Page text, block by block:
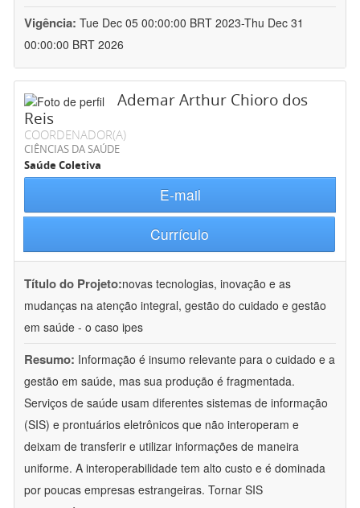
Vigência: Tue Dec 05 00:00:00 BRT 2023-Thu Dec 31
00:00:00 BRT 2026
Ademar Arthur Chioro dos
Reis
COORDENADOR(A)
CIÊNCIAS DA SAÚDE
Saúde Coletiva
E-mail
Currículo
Título do Projeto:novas tecnologias, inovação e as
mudanças na atenção integral, gestão do cuidado e gestão
em saúde - o caso ipes
Resumo: Informação é insumo relevante para o cuidado e a
gestão em saúde, mas sua produção é fragmentada.
Serviços de saúde usam diferentes sistemas de informação
(SIS) e prontuários eletrônicos que não interoperam e
deixam de transferir e utilizar informações de maneira
uniforme. A interoperabilidade tem alto custo e é dominada
por poucas empresas estrangeiras. Tornar SIS